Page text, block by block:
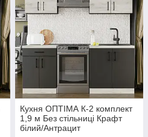
Кухня ОПТІМА К-2 комплект
1,9 м Без стільниці Крафт
білий/Антрацит